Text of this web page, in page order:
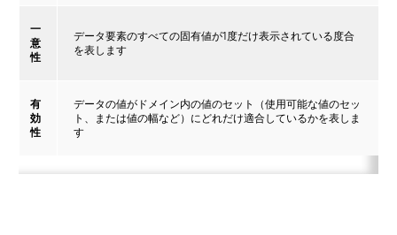
一
意
性
データ要素のすべての固有値が1度だけ表示されている度合
を表します
有
効
性
データの値がドメイン内の値のセット（使用可能な値のセッ
ト、または値の幅など）にどれだけ適合しているかを表しま
す